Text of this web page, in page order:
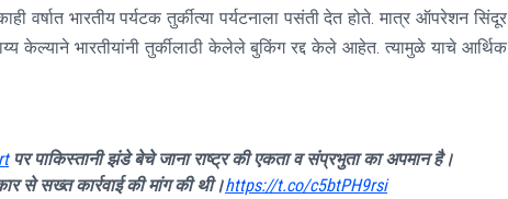
वर्षात भारतीय पर्यटक तुर्कीत्या पर्यटनाला पसंती देत होते. मात्र ऑपरेशन सिंदूर
केल्याने भारतीयांनी तुर्कीलाठी केलेले बुकिंग रद्द केले आहेत. त्यामुळे याचे आर्थिक
पर पाकिस्तानी झंडे बेचे जाना राष्ट्र की एकता व संप्रभुता का अपमान है।
से सख्त कार्रवाई की मांग की थी।https://t.co/c5btPH9rsi